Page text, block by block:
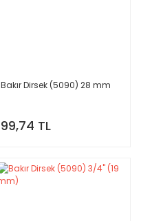
Bakır Dirsek (5090) 28 mm
99,74 TL